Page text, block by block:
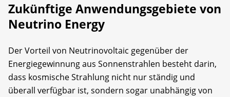
Zukünftige Anwendungsgebiete von
Neutrino Energy
Der Vorteil von Neutrinovoltaic gegenüber der
Energiegewinnung aus Sonnenstrahlen besteht darin,
dass kosmische Strahlung nicht nur ständig und
überall verfügbar ist, sondern sogar unabhängig von